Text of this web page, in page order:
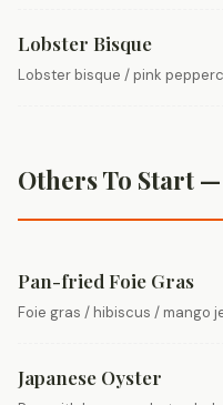
Lobster Bisque
Lobster bisque / pink
Others To Start
Pan-fried Foie Gras
Foie gras / hibiscus / mango
Japanese Oyster